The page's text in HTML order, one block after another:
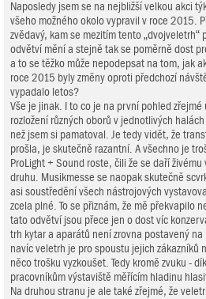
Naposledy jsem se na nejbližší velkou akci
všeho možného okolo vypravil v roce 2015.
zvědavý, kam se mezitím tento „dvojveletrh“
odvětví mění a stejně tak se poměrně dost
a to se těžko může nepodepsat na tom, jak
roce 2015 byly změny oproti předchozí
vypadalo letos?
Vše je jinak. I to co je na první pohled
rozložení různých oborů v jednotlivých
než jsem si pamatoval. Je tedy vidět, že
prošla, je skutečně razantní. A všechno je
ProLight + Sound roste, čili že se daří
druhu. Musikmesse se naopak skutečně
asi soustředění všech nástrojových
zcela plné. To se přiznám, že mě překvapilo
tato odvětví jsou přece jen o dost víc
trh kytar a aparátů není zrovna postavený
navíc veletrh je pro spoustu jejich zákazníků
něco trošku vyzkoušet. Tedy kromě zvuku -
pracovníkům výstaviště měřícím hladinu
Na druhou stranu je ale také zřejmé, že